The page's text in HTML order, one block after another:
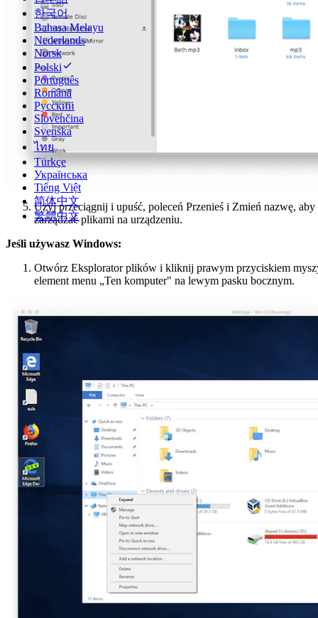
한국어
Bahasa Melayu
Nederlands
Norsk
Polski
Português
Română
Русский
Slovenčina
Svenska
ไทย
Türkçe
Українська
Tiếng Việt
简体中文
繁體中文
Użyj przeciągnij i upuść, poleceń Przenieś i Zmień nazwę, aby
zarządzać plikami na urządzeniu.
Jeśli używasz Windows:
Otwórz Eksplorator plików i kliknij prawym przyciskiem
element menu „Ten komputer" na lewym pasku bocznym.